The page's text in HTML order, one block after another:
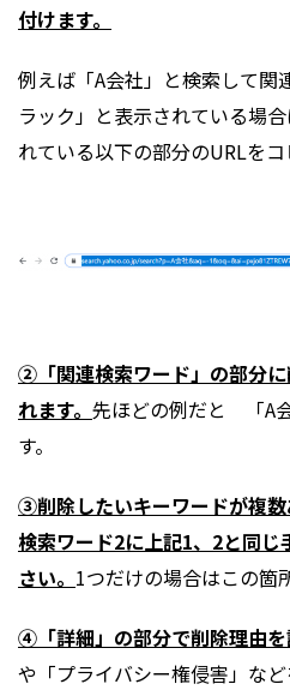
付けます。
例えば「A会社」と検索して
ラック」と表示されている場
れている以下の部分のURLをコ
②「関連検索ワード」の部分
れます。 先ほどの例だと 「A
す。
③削除したいキーワードが複
検索ワード2に上記1、2と同じ
さい。 1つだけの場合はこの箇
④「詳細」の部分で削除理由を
や「プライバシー権侵害」な